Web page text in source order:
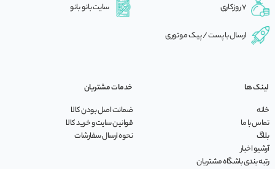
7 روزکاری سایت بانو بانو
ارسال با پست / پیک موتوری
لینک ها
خانه
تماس با ما
بلاگ
آرشیو اخبار
رتبه بندی باشگاه مشتریان
خدمات مشتریان
ضمانت اصل بودن کالا
قوانین سایت و خرید کالا
نحوه ارسال سفارشات